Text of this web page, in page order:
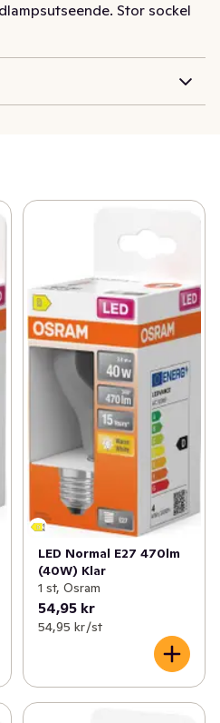
Stor sockel
LED Normal E27 470lm
(40W) Klar
1 st, Osram
54,95 kr
54,95 kr /st